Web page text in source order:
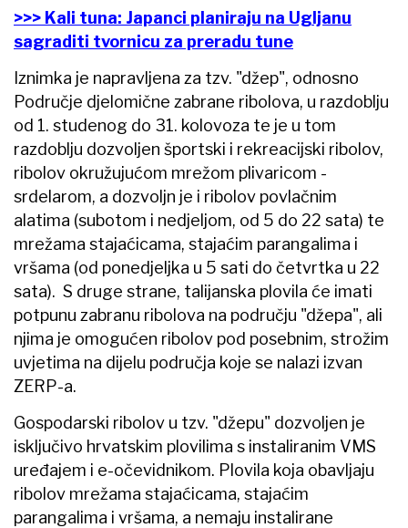
>>> Kali tuna: Japanci planiraju na Ugljanu
sagraditi tvornicu za preradu tune
Iznimka je napravljena za tzv. "džep", odnosno
Područje djelomične zabrane ribolova, u razdoblju
od 1. studenog do 31. kolovoza te je u tom
razdoblju dozvoljen športski i rekreacijski ribolov,
ribolov okružujućom mrežom plivaricom -
srdelarom, a dozvoljn je i ribolov povlačnim
alatima (subotom i nedjeljom, od 5 do 22 sata) te
mrežama stajaćicama, stajaćim parangalima i
vršama (od ponedjeljka u 5 sati do četvrtka u 22
sata). S druge strane, talijanska plovila će imati
potpunu zabranu ribolova na području "džepa", ali
njima je omogućen ribolov pod posebnim, strožim
uvjetima na dijelu područja koje se nalazi izvan
ZERP-a.
Gospodarski ribolov u tzv. "džepu" dozvoljen je
isključivo hrvatskim plovilima s instaliranim VMS
uređajem i e-očevidnikom. Plovila koja obavljaju
ribolov mrežama stajaćicama, stajaćim
parangalima i vršama, a nemaju instalirane